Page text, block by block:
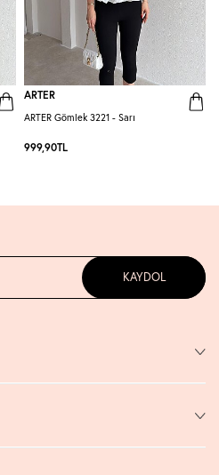
ARTER
ARTER Gömlek 3221 - Sarı
999,90TL
KAYDOL